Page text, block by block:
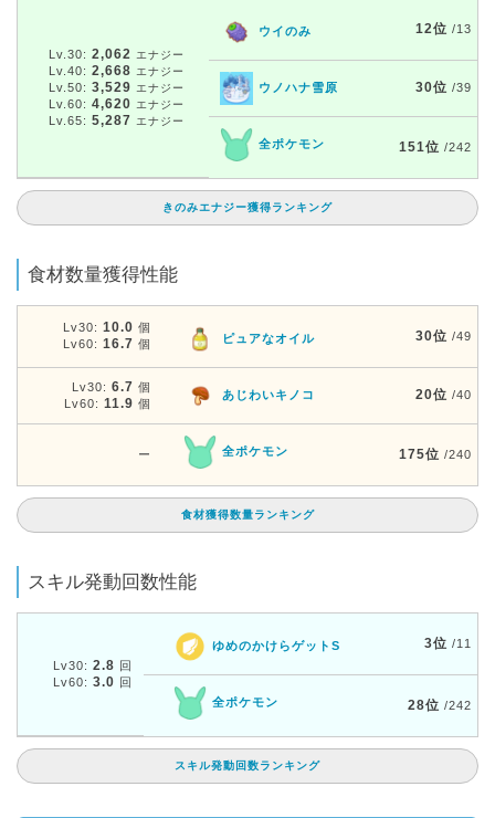
Lv.30: 2,062 エナジー
Lv.40: 2,668 エナジー
Lv.50: 3,529 エナジー
Lv.60: 4,620 エナジー
Lv.65: 5,287 エナジー
ウイのみ 12位 /13
ウノハナ雪原 30位 /39
全ポケモン 151位 /242
きのみエナジー獲得ランキング
食材数量獲得性能
Lv30: 10.0 個
Lv60: 16.7 個 ピュアなオイル 30位 /49
Lv30: 6.7 個
Lv60: 11.9 個
あじわいキノコ 20位 /40
ー 全ポケモン 175位 /240
食材獲得数量ランキング
スキル発動回数性能
Lv30: 2.8 回
Lv60: 3.0 回
ゆめのかけらゲットS 3位 /11
全ポケモン 28位 /242
スキル発動回数ランキング